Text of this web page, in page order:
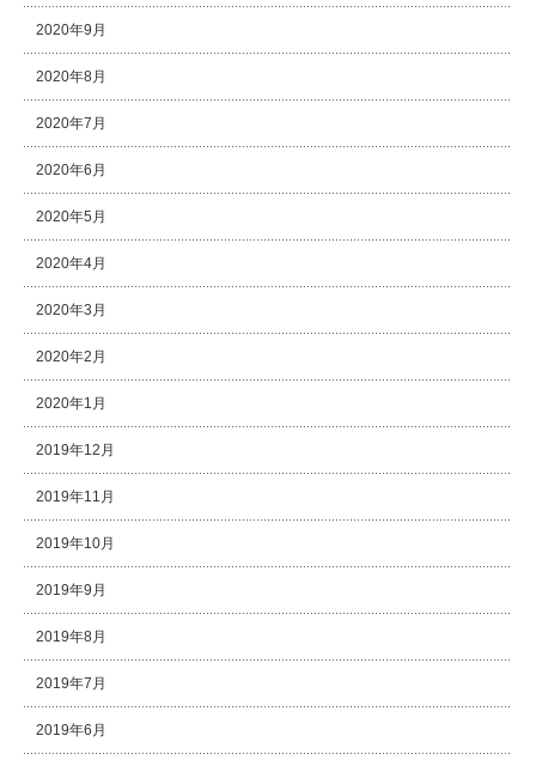
2020年9月
2020年8月
2020年7月
2020年6月
2020年5月
2020年4月
2020年3月
2020年2月
2020年1月
2019年12月
2019年11月
2019年10月
2019年9月
2019年8月
2019年7月
2019年6月